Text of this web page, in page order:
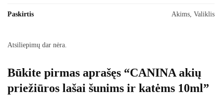
Paskirtis Akims, Valiklis
Atsiliepimų dar nėra.
Būkite pirmas aprašęs “CANINA akių
priežiūros lašai šunims ir katėms 10ml”